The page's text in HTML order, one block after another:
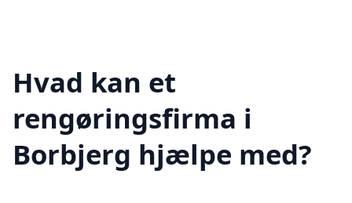
Hvad kan et
rengøringsfirma i
Borbjerg hjælpe med?